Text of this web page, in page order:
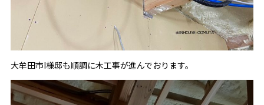
大牟田市I様邸も順調に木工事が進んでおります。